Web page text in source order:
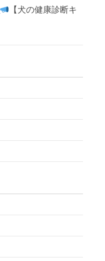
【犬の健康診断キ